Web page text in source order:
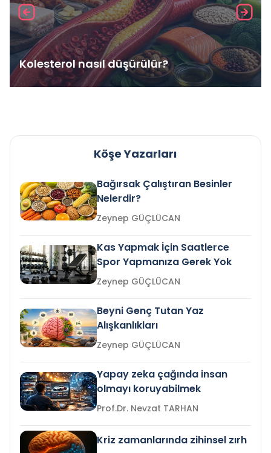
Kolesterol nasıl düşürülür?
Köşe Yazarları
Bağırsak Çalıştıran Besinler
Nelerdir?
Zeynep GÜÇLÜCAN
Kas Yapmak İçin Saatlerce
Spor Yapmanıza Gerek Yok
Zeynep GÜÇLÜCAN
Beyni Genç Tutan Yaz
Alışkanlıkları
Zeynep GÜÇLÜCAN
Yapay zeka çağında insan
olmayı koruyabilmek
Prof.Dr. Nevzat TARHAN
Kriz zamanlarında zihinsel zırh